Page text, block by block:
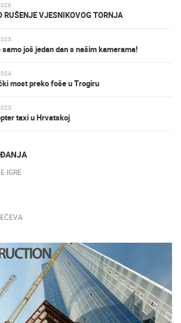
RUŠENJE VJESNIKOVOG TORNJA
samo još jedan dan s našim kamerama!
most preko foše u Trogiru
taxi u Hrvatskoj
IGRE